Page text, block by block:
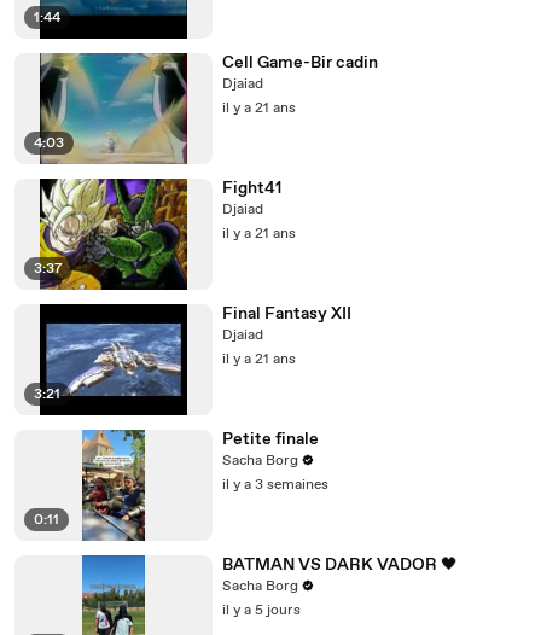
1:44
4:03
Cell Game-Bir cadin
Djaiad
il y a 21 ans
3:37
Fight41
Djaiad
il y a 21 ans
3:21
Final Fantasy XII
Djaiad
il y a 21 ans
0:11
Petite finale
Sacha Borg
il y a 3 semaines
BATMAN VS DARK VADOR 🖤
Sacha Borg
il y a 5 jours